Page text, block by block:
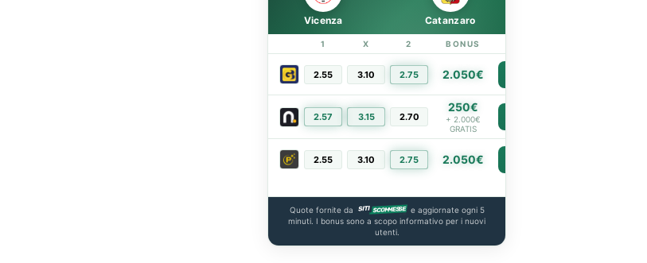
Vicenza Catanzaro
1 X 2 BONUS
2.55 3.10 2.75 2.050€
2.57 3.15 2.70
250€
+ 2.000€
GRATIS
2.55 3.10 2.75 2.050€
Quote fornite da
e aggiornate ogni 5
minuti. I bonus sono a scopo informativo per i nuovi
utenti.